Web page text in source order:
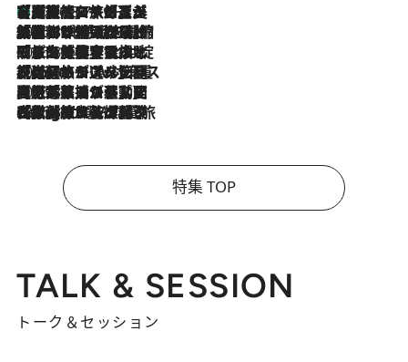
2026.8.7
【厳選旅コスメ】「多機能アイテムがメイン！」旅好き美容エディターが選んだ夏旅ベストコスメを発表【Mサイズジップ】
2026.8.6
「荷物が増えるほど旅ストレスは増す」美容ジャーナリストがたどり着いた最終結論。“化粧品を劇的に減らす”感動の凝縮美容とは
2026.8.6
「旅先には金髪ウィッグを持参」日本と同じメイクでは損してる!? 美容ジャーナリストが提案する“掟破りの旅美容”とは
2026.8.6
【厳選旅コスメ】「身軽さ＆UV対策重視！」ヘアアーティストshucoが選んだ夏旅ベストコスメを発表【Mサイズジップ】
2026.8.5
【厳選旅コスメ】国内をあちこち移動する河井菜摘が選んだ夏旅ベストコスメ発表！「リラックスアイテムはマスト」【Mサイズジップ】
2026.8.4
【厳選旅コスメ】「紫外線＆乾燥対策しながらメイク感も！」ヘア＆メイクGeorgeが選んだ夏旅ベストコスメを発表！【Mサイズジップ】
特集 TOP
TALK & SESSION
トーク＆セッション